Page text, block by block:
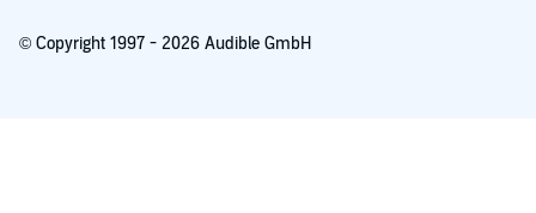
© Copyright 1997 - 2026 Audible GmbH